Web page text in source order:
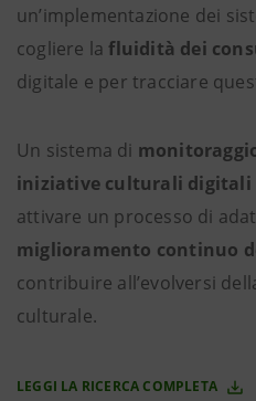
un’implementazione dei
cogliere la fluidità dei
digitale e per tracciare
Un sistema di
iniziative culturali digitali
attivare un processo di
miglioramento continuo
contribuire all’evolversi
culturale.
LEGGI LA RICERCA COMPLETA